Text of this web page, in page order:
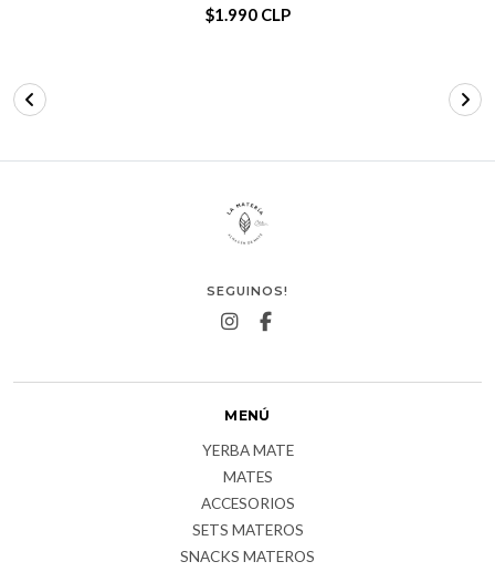
$1.990 CLP
SEGUINOS!
MENÚ
YERBA MATE
MATES
ACCESORIOS
SETS MATEROS
SNACKS MATEROS